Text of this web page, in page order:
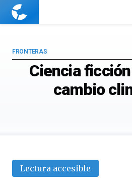
Cuaderno
Ciencia
cambio
FRONTERAS
Lectura accesible